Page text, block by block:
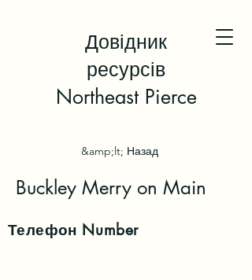
Довідник
ресурсів
Northeast Pierce
&amp;lt; Назад
Buckley Merry on Main
Телефон Number